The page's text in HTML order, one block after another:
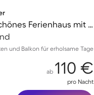
Voll ausgestattetes wunderschönes Ferienhaus mit Garten und Terrasse | Gartenblick | Haustiere sind willkommen
und Balkon für erholsame Tage
ab 110 €
pro Nacht